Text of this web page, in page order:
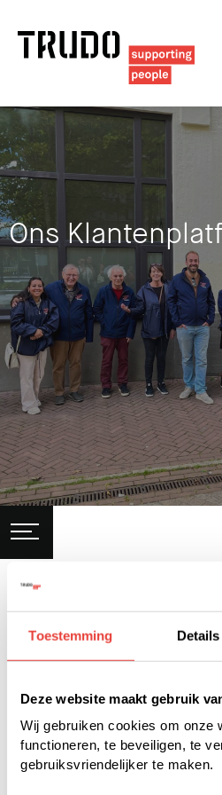
Toestemming Details
Deze website maakt gebruik
Wij gebruiken cookies om onze
functioneren, te beveiligen, te
gebruiksvriendelijker te maken.
Ons
Het
overkoepelende